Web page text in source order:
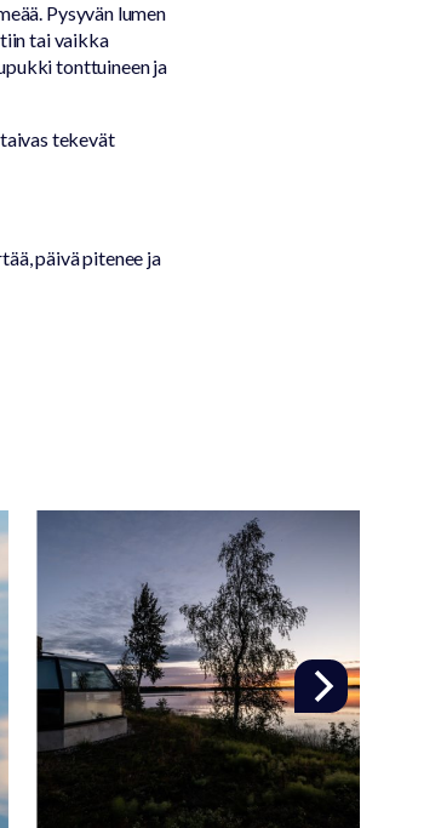
Pysyvän lumen
tai vaikka
tonttuineen ja
tekevät
päivä pitenee ja